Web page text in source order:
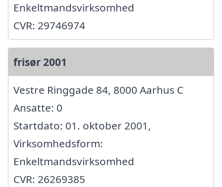
Enkeltmandsvirksomhed
CVR: 29746974
frisør 2001
Vestre Ringgade 84, 8000 Aarhus C
Ansatte: 0
Startdato: 01. oktober 2001,
Virksomhedsform:
Enkeltmandsvirksomhed
CVR: 26269385